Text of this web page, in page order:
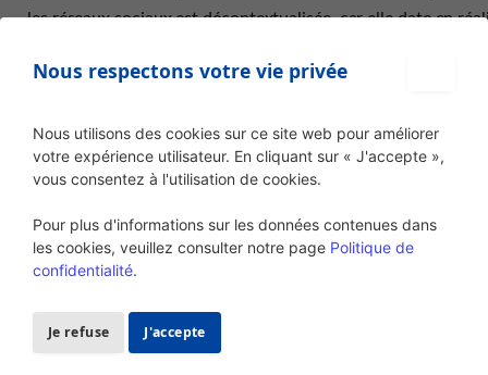
les réseaux sociaux est décontextualisée, car elle date en
un entretien avec Barbara Nzimbi , porte parole de Joseph
Écrit par Alain Lukanga
Édité par Esdras Tsongo
election
Nous respectons votre vie privée
Nous utilisons des cookies sur ce site web pour améliorer
votre expérience utilisateur. En cliquant sur « J'accepte »,
vous consentez à l'utilisation de cookies.
Pour plus d'informations sur les données contenues dans
les cookies, veuillez consulter notre page Politique de
confidentialité.
Je refuse J'accepte